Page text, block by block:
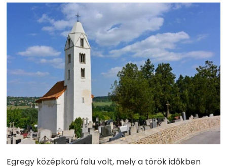
Egregy középkorú falu volt, mely a török időkben